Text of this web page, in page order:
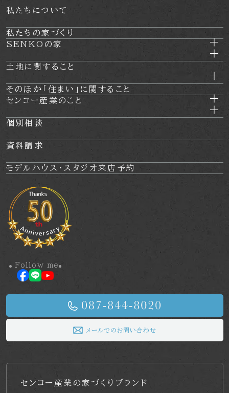
私たちについて
私たちの家づくり
SENKOの家
土地に関すること
そのほか 「住まい」に関すること
センコー産業のこと
個別相談
資料請求
モデルハウス・ スタジオ来店予約
Follow me
メールでのお問い合わせ
センコー産業の家づくりブランド